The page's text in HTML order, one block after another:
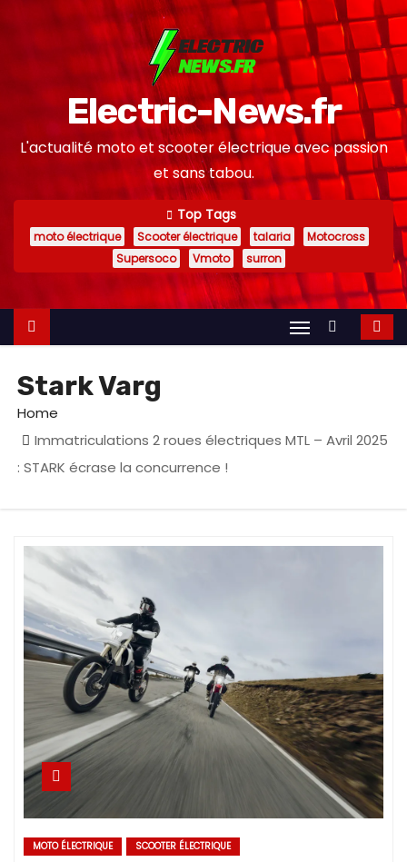
Electric-News.fr
L'actualité moto et scooter électrique avec passion
et sans tabou.
Top Tags
moto électrique Scooter électrique talaria
Motocross
Supersoco
Vmoto surron
Stark Varg
Home
Immatriculations 2 roues électriques MTL – Avril 2025
: STARK écrase la concurrence !
MOTO ÉLECTRIQUE SCOOTER ÉLECTRIQUE